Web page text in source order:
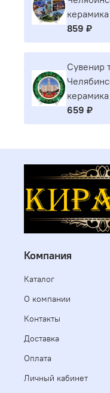
859 ₽
Сувенир
659 ₽
Компания
Каталог
О компании
Контакты
Доставка
Оплата
Личный кабинет